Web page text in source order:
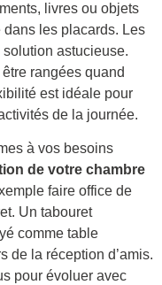
livres ou objets
les placards. Les
astucieuse.
rangées quand
est idéale pour
de la journée.
à vos besoins
de votre chambre
faire office de
Un tabouret
comme table
de la réception d’amis.
pour évoluer avec